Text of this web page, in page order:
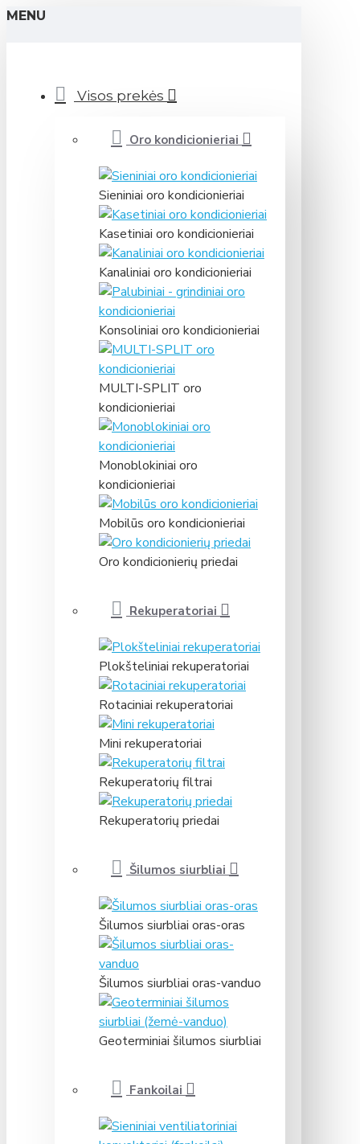
MENU
Visos prekės
Oro kondicionieriai
Sieniniai oro kondicionieriai
Kasetiniai oro kondicionieriai
Kanaliniai oro kondicionieriai
Konsoliniai oro kondicionieriai
MULTI-SPLIT oro
kondicionieriai
Monoblokiniai oro
kondicionieriai
Mobilūs oro kondicionieriai
Oro kondicionierių priedai
Rekuperatoriai
Plokšteliniai rekuperatoriai
Rotaciniai rekuperatoriai
Mini rekuperatoriai
Rekuperatorių filtrai
Rekuperatorių priedai
Šilumos siurbliai
Šilumos siurbliai oras-oras
Šilumos siurbliai oras-vanduo
Geoterminiai šilumos siurbliai
Fankoilai